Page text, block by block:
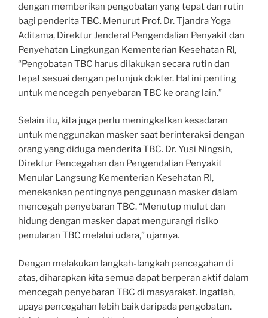
dengan memberikan pengobatan yang tepat dan rutin
bagi penderita TBC. Menurut Prof. Dr. Tjandra Yoga
Aditama, Direktur Jenderal Pengendalian Penyakit dan
Penyehatan Lingkungan Kementerian Kesehatan RI,
“Pengobatan TBC harus dilakukan secara rutin dan
tepat sesuai dengan petunjuk dokter. Hal ini penting
untuk mencegah penyebaran TBC ke orang lain.”
Selain itu, kita juga perlu meningkatkan kesadaran
untuk menggunakan masker saat berinteraksi dengan
orang yang diduga menderita TBC. Dr. Yusi Ningsih,
Direktur Pencegahan dan Pengendalian Penyakit
Menular Langsung Kementerian Kesehatan RI,
menekankan pentingnya penggunaan masker dalam
mencegah penyebaran TBC. “Menutup mulut dan
hidung dengan masker dapat mengurangi risiko
penularan TBC melalui udara,” ujarnya.
Dengan melakukan langkah-langkah pencegahan di
atas, diharapkan kita semua dapat berperan aktif dalam
mencegah penyebaran TBC di masyarakat. Ingatlah,
upaya pencegahan lebih baik daripada pengobatan.